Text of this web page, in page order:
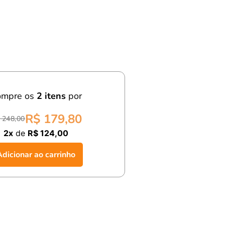
os 2 itenspor
248,00R$ 179,80
2x de R$ 124,00
ao carrinho